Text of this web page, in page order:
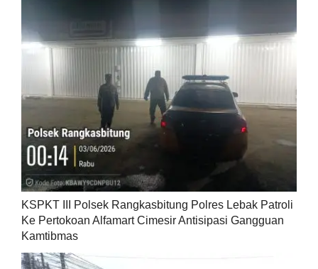
KSPKT III Polsek Rangkasbitung Polres Lebak Patroli
Ke Pertokoan Alfamart Cimesir Antisipasi Gangguan
Kamtibmas